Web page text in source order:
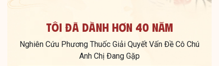
Tôi Đã Dành Hơn 40 Năm
Nghiên Cứu Phương Thuốc Giải Quyết Vấn Đề Cô Chú
Anh Chị Đang Gặp